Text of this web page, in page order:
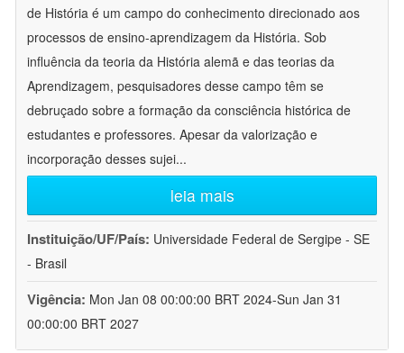
de História é um campo do conhecimento direcionado aos
processos de ensino-aprendizagem da História. Sob
influência da teoria da História alemã e das teorias da
Aprendizagem, pesquisadores desse campo têm se
debruçado sobre a formação da consciência histórica de
estudantes e professores. Apesar da valorização e
incorporação desses sujei...
leia mais
Instituição/UF/País: Universidade Federal de Sergipe - SE
- Brasil
Vigência: Mon Jan 08 00:00:00 BRT 2024-Sun Jan 31
00:00:00 BRT 2027